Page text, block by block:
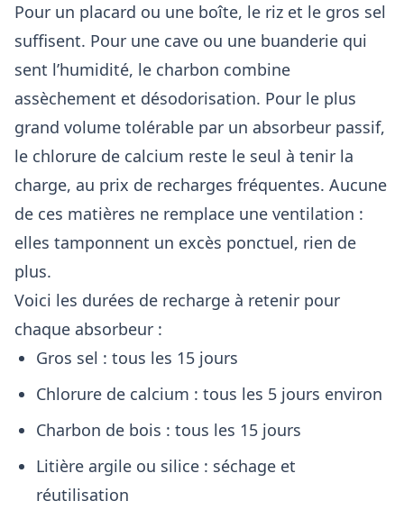
Pour un placard ou une boîte, le riz et le gros sel
suffisent. Pour une cave ou une buanderie qui
sent l’humidité, le charbon combine
assèchement et désodorisation. Pour le plus
grand volume tolérable par un absorbeur passif,
le chlorure de calcium reste le seul à tenir la
charge, au prix de recharges fréquentes. Aucune
de ces matières ne remplace une ventilation :
elles tamponnent un excès ponctuel, rien de
plus.
Voici les durées de recharge à retenir pour
chaque absorbeur :
Gros sel : tous les 15 jours
Chlorure de calcium : tous les 5 jours environ
Charbon de bois : tous les 15 jours
Litière argile ou silice : séchage et
réutilisation